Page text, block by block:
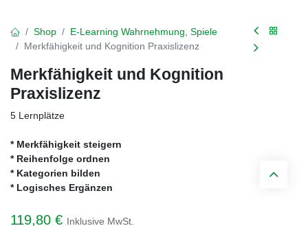
Shop
E-Learning Wahrnehmung, Spiele
Merkfähigkeit und Kognition Praxislizenz
Merkfähigkeit und Kognition
Praxislizenz
5 Lernplätze
* Merkfähigkeit steigern
* Reihenfolge ordnen
* Kategorien bilden
* Logisches Ergänzen
119,80 € Inklusive MwSt.